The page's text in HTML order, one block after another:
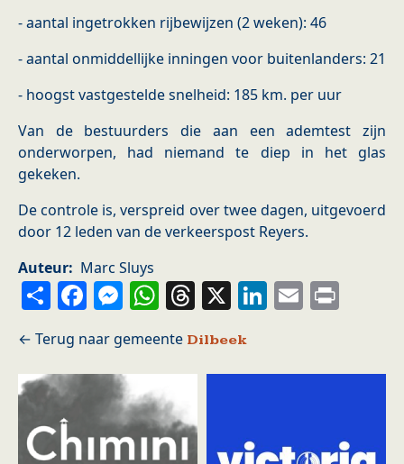
- aantal ingetrokken rijbewijzen (2 weken): 46
- aantal onmiddellijke inningen voor buitenlanders: 21
- hoogst vastgestelde snelheid: 185 km. per uur
Van de bestuurders die aan een ademtest zijn
onderworpen, had niemand te diep in het glas
gekeken.
De controle is, verspreid over twee dagen, uitgevoerd
door 12 leden van de verkeerspost Reyers.
Auteur
Marc Sluys
ShareFacebook
Messenger
WhatsApp
Threads
X LinkedIn
Email
Dilbeek